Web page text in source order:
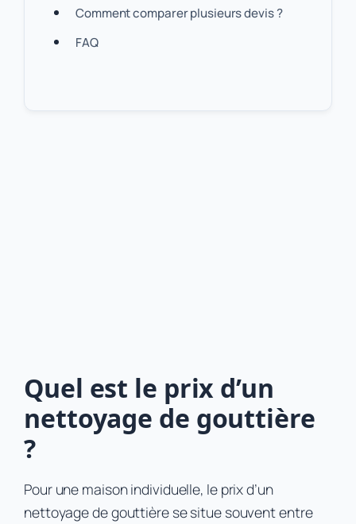
Comment comparer plusieurs devis ?
FAQ
Quel est le prix d’un
nettoyage de gouttière
?
Pour une maison individuelle, le prix d’un
nettoyage de gouttière se situe souvent entre